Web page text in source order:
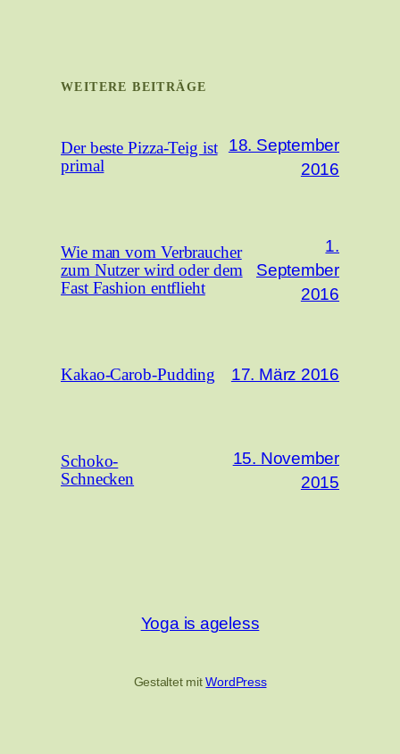
WEITERE BEITRÄGE
Der beste Pizza-Teig ist
primal
18. September
2016
Wie man vom Verbraucher
zum Nutzer wird oder dem
Fast Fashion entflieht
1.
September
2016
Kakao-Carob-Pudding 17. März 2016
Schoko-
Schnecken
15. November
2015
Yoga is ageless
Gestaltet mitWordPress